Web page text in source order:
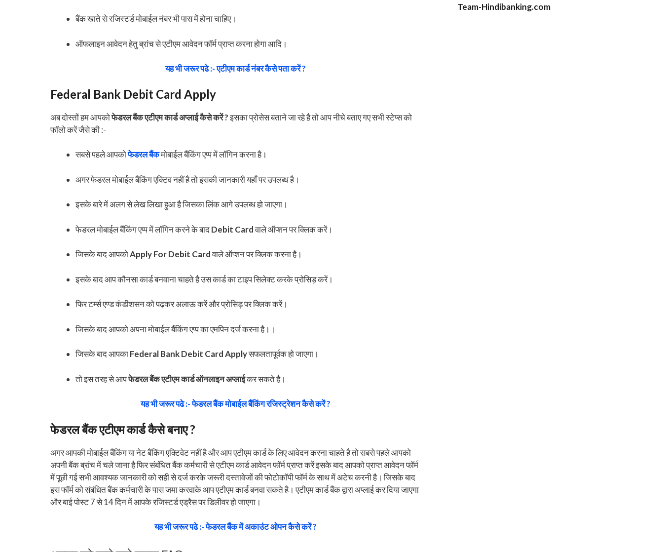
बैंक खाते से रजिस्टर्ड मोबाईल नंबर भी पास में होना चाहिए।
ऑफलाइन आवेदन हेतु ब्रांच से एटीएम आवेदन फॉर्म प्राप्त करना होगा आदि।
यह भी जरूर पढे :- एटीएम कार्ड नंबर कैसे पता करें ?
Federal Bank Debit Card Apply
अब दोस्तों हम आपकोफेडरल बैंक एटीएम कार्ड अप्लाई कैसे करें ?इसका प्रोसेस बताने जा रहे है तो आप नीचे बताए गए सभी स्टेप्स को
फॉलो करें जैसे की :-
सबसे पहले आपकोफेडरल बैंकमोबाईल बैंकिंग एप्प में लॉगिन करना है।
अगर फेडरल मोबाईल बैंकिंग एक्टिव नहीं है तो इसकी जानकारी यहाँ पर उपलब्ध है।
इसके बारे में अलग से लेख लिखा हुआ है जिसका लिंक आगे उपलब्ध हो जाएगा।
फेडरल मोबाईल बैंकिंग एप्प में लॉगिन करने के बादDebit Cardवाले ऑप्शन पर क्लिक करें।
जिसके बाद आपकोApply For Debit Cardवाले ऑप्शन पर क्लिक करना है।
इसके बाद आप कौनसा कार्ड बनवाना चाहते है उस कार्ड का टाइप सिलेक्ट करके प्रोसिड़ करें।
फिर टर्म्स एण्ड कंडीशसन को पढ़कर अलाऊ करें और प्रोसिड़ पर क्लिक करें।
जिसके बाद आपको अपना मोबाईल बैंकिंग एप्प का एमपिन दर्ज करना है।।
जिसके बाद आपकाFederal Bank Debit Card Applyसफलतापूर्वक हो जाएगा।
तो इस तरह से आपफेडरल बैंक एटीएम कार्ड ऑनलाइन अप्लाईकर सकते है।
यह भी जरूर पढे :- फेडरल बैंक मोबाईल बैंकिंग रजिस्ट्रेशन कैसे करें ?
फेडरल बैंक एटीएम कार्ड कैसे बनाए ?
अगर आपकी मोबाईल बैंकिंग या नेट बैंकिंग एक्टिवेट नहीं है और आप एटीएम कार्ड के लिए आवेदन करना चाहते है तो सबसे पहले आपको
अपनी बैंक ब्रांच में चले जाना है फिर संबंधित बैंक कर्मचारी से एटीएम कार्ड आवेदन फॉर्म प्राप्त करें इसके बाद आपको प्राप्त आवेदन फॉर्म
में पूछी गई सभी आवश्यक जानकारी को सही से दर्ज करके जरूरी दस्तावेजों की फोटोकॉपी फॉर्म के साथ में अटेच करनी है। जिसके बाद
इस फॉर्म को संबंधित बैंक कर्मचारी के पास जमा करवाके आप एटीएम कार्ड बनवा सकते है। एटीएम कार्ड बैंक द्वारा अप्लाई कर दिया जाएगा
और बाई पोस्ट 7 से 14 दिन में आपके रजिस्टर्ड एड्रैस पर डिलीवर हो जाएगा।
यह भी जरूर पढे :- फेडरल बैंक में अकाउंट ओपन कैसे करें ?
Team-Hindibanking.com